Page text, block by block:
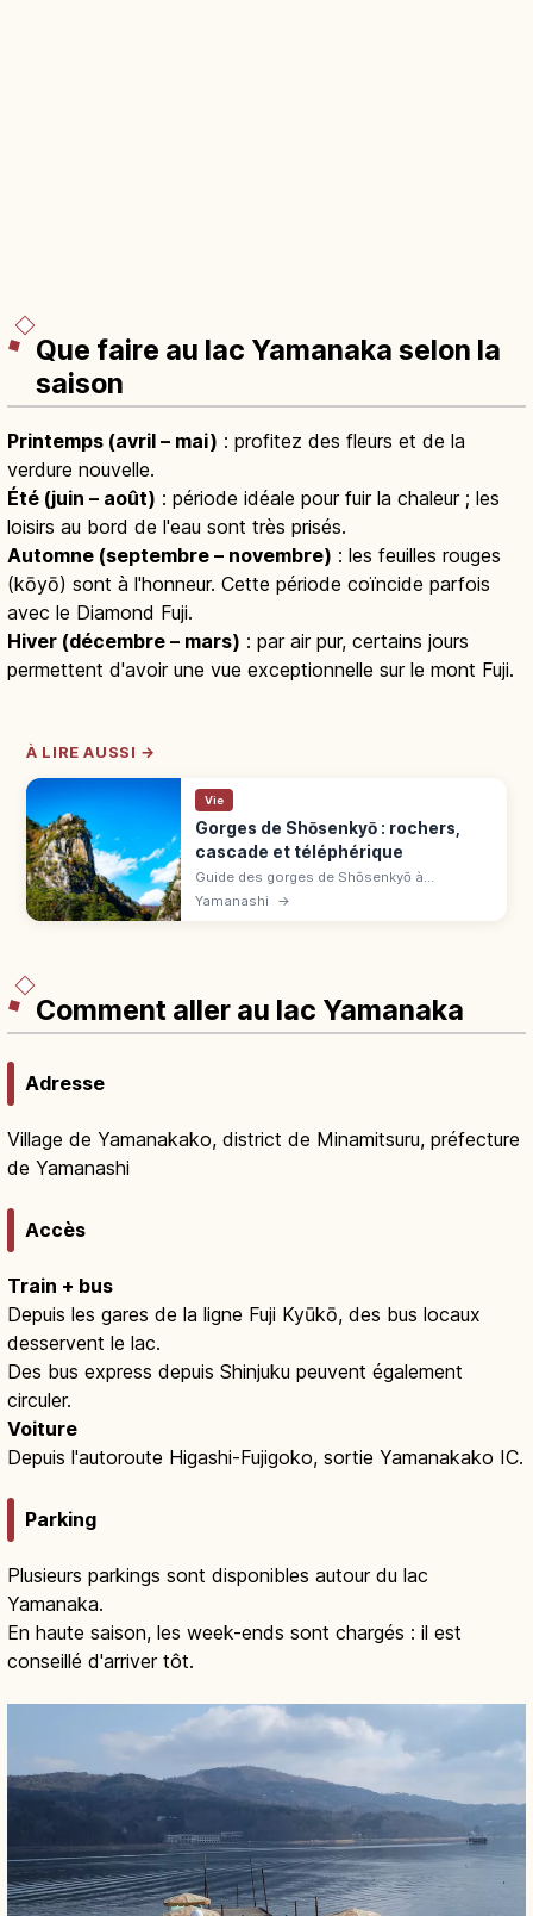
Que faire au lac Yamanaka selon la
saison
Printemps (avril – mai) : profitez des fleurs et de la
verdure nouvelle.
Été (juin – août) : période idéale pour fuir la chaleur ; les
loisirs au bord de l'eau sont très prisés.
Automne (septembre – novembre) : les feuilles rouges
(kōyō) sont à l'honneur. Cette période coïncide parfois
avec le Diamond Fuji.
Hiver (décembre – mars) : par air pur, certains jours
permettent d'avoir une vue exceptionnelle sur le mont Fuji.
À LIRE AUSSI →
Vie
Gorges de Shōsenkyō : rochers,
cascade et téléphérique
Guide des gorges de Shōsenkyō à
Yamanashi : rochers de granit, cascade
Yamanashi →
Comment aller au lac Yamanaka
Adresse
Village de Yamanakako, district de Minamitsuru, préfecture
de Yamanashi
Accès
Train + bus
Depuis les gares de la ligne Fuji Kyūkō, des bus locaux
desservent le lac.
Des bus express depuis Shinjuku peuvent également
circuler.
Voiture
Depuis l'autoroute Higashi-Fujigoko, sortie Yamanakako IC.
Parking
Plusieurs parkings sont disponibles autour du lac
Yamanaka.
En haute saison, les week-ends sont chargés : il est
conseillé d'arriver tôt.